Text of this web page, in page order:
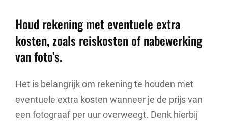
Houd rekening met eventuele extra
kosten, zoals reiskosten of nabewerking
van foto’s.
Het is belangrijk om rekening te houden met
eventuele extra kosten wanneer je de prijs van
een fotograaf per uur overweegt. Denk hierbij